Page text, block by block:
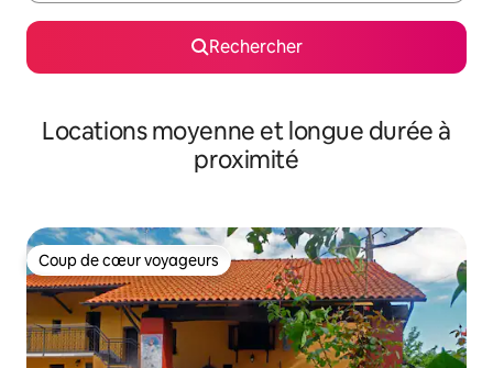
Rechercher
Locations moyenne et longue durée à
proximité
Coup de cœur voyageurs
Coup de cœur voyageurs